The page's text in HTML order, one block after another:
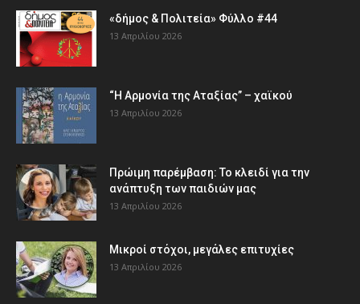
«δήμος & Πολιτεία» Φύλλο #44
13 Απριλίου 2026
“Η Αρμονία της Αταξίας” – χαϊκού
13 Απριλίου 2026
Πρώιμη παρέμβαση: Το κλειδί για την
ανάπτυξη των παιδιών µας
13 Απριλίου 2026
Μικροί στόχοι, μεγάλες επιτυχίες
13 Απριλίου 2026